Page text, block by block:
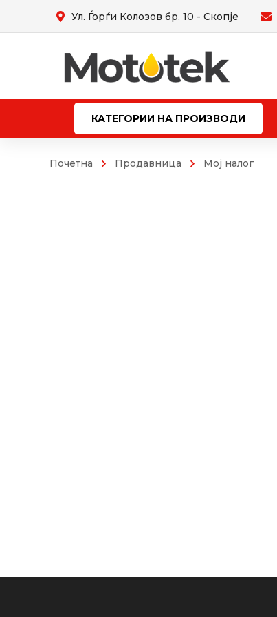
Ул. Ѓорѓи Колозов бр. 10 - Скопје
КАТЕГОРИИ НА ПРОИЗВОДИ
Почетна Продавница Мој налог